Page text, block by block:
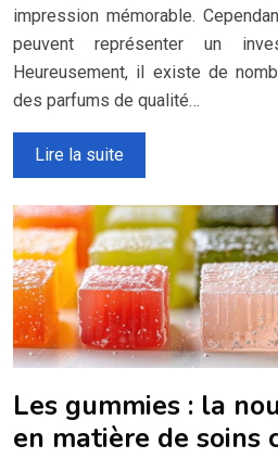
impression mémorable.
peuvent représenter un
Heureusement, il existe de
des parfums de qualité…
Lire la suite
Les gummies : la
en matière de soins